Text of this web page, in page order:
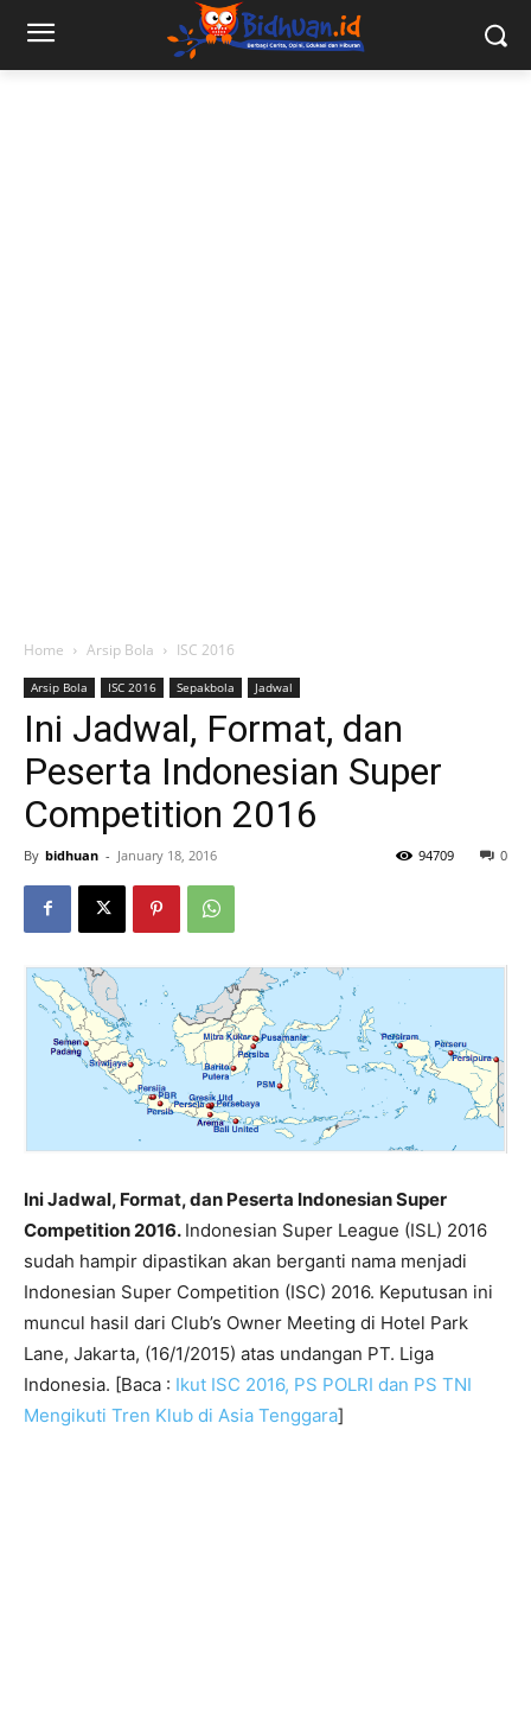
Home Arsip Bola ISC 2016
Arsip Bola ISC 2016 Sepakbola Jadwal
Ini Jadwal, Format, dan
Peserta Indonesian Super
Competition 2016
By bidhuan - January 18, 2016 0
94709
Ini Jadwal, Format, dan Peserta Indonesian Super
Competition 2016. Indonesian Super League (ISL) 2016
sudah hampir dipastikan akan berganti nama menjadi
Indonesian Super Competition (ISC) 2016. Keputusan ini
muncul hasil dari Club’s Owner Meeting di Hotel Park
Lane, Jakarta, (16/1/2015) atas undangan PT. Liga
Indonesia. [Baca : Ikut ISC 2016, PS POLRI dan PS TNI
Mengikuti Tren Klub di Asia Tenggara]